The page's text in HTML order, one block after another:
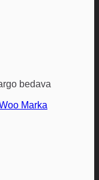
bedava
Marka